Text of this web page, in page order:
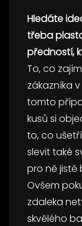
Hledáte
třeba
předností,
To, co
zákazníka
tomto
kusů si
to, co
slevit také
pro ně jistě
Ovšem
zdaleka
skvělého